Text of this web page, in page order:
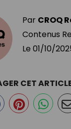
Par CROQ
Contenus
Le 01/10/
CET